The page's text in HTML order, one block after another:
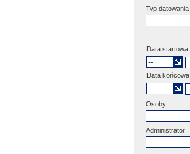
Typ datowania
Data startowa
Data końcowa
Osoby
Administrator